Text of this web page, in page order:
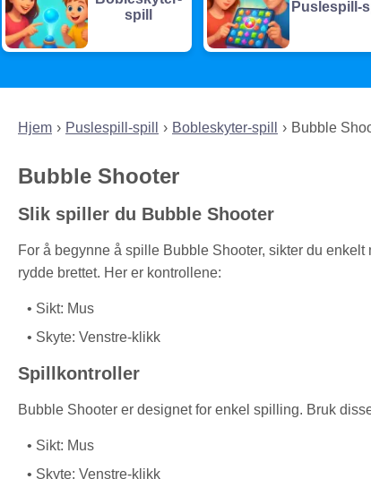
Hjem Puslespill-spill Bobleskyter-spill Bubble
Bubble Shooter
Slik spiller du Bubble Shooter
For å begynne å spille Bubble Shooter, sikter du
rydde brettet. Her er kontrollene:
Sikt: Mus
Skyte: Venstre-klikk
Spillkontroller
Bubble Shooter er designet for enkel spilling. Bruk
Sikt: Mus
Skyte: Venstre-klikk
spill
Puslespill-